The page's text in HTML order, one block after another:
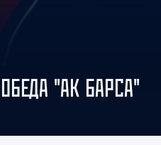
"АК БАРСА"